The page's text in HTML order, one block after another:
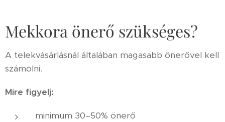
Mekkora önerő szükséges?
A telekvásárlásnál általában magasabb önerővel kell
számolni.
Mire figyelj:
minimum 30–50% önerő